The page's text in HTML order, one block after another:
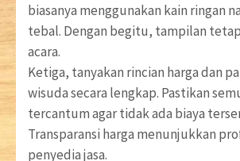
biasanya menggunakan kain ringan
tebal. Dengan begitu, tampilan
acara.
Ketiga, tanyakan rincian harga dan
wisuda secara lengkap. Pastikan
tercantum agar tidak ada biaya
Transparansi harga menunjukkan
penyedia jasa.